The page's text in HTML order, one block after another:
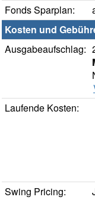
Fonds Sparplan:
Kosten und
Ausgabeaufschlag:
Laufende Kosten:
Swing Pricing: